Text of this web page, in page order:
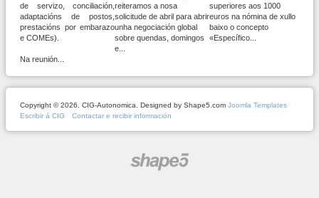
de servizo, conciliación,
adaptacións de postos,
prestacións por embarazo
e COMEs).
Na reunión...
reiteramos a nosa
solicitude de abril para abrir
unha negociación global
sobre quendas, domingos
e...
superiores aos 1000
euros na nómina de xullo
baixo o concepto
«Específico...
Copyright © 2026. CIG-Autonomica. Designed by Shape5.com Joomla Templates
Escribir á CIG
Contactar e recibir información